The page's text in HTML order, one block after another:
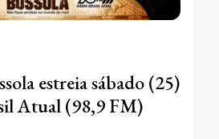
estreia sábado (25)
Atual (98,9 FM)